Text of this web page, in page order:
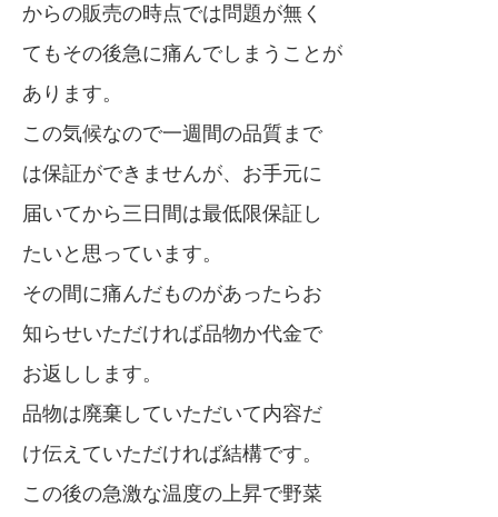
からの販売の時点では問題が無く
てもその後急に痛んでしまうことが
あります。
この気候なので一週間の品質まで
は保証ができませんが、お手元に
届いてから三日間は最低限保証し
たいと思っています。
その間に痛んだものがあったらお
知らせいただければ品物か代金で
お返しします。
品物は廃棄していただいて内容だ
け伝えていただければ結構です。
この後の急激な温度の上昇で野菜